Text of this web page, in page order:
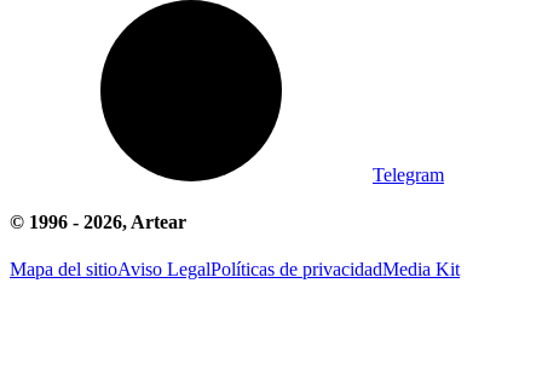
Telegram
© 1996 - 2026, Artear
Mapa del sitioAviso LegalPolíticas de privacidadMedia Kit